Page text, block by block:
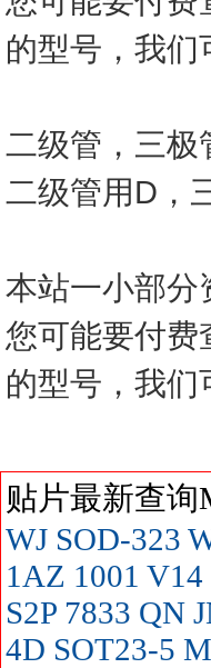
的型号，我
二级管，三极
二级管用D，
本站一小部分
您可能要付费
的型号，我
贴片最新查
WJ SOD-323
1AZ 1001 V14
S2P 7833 QN
4D SOT23-5